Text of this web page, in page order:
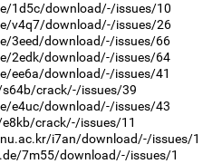
1d5c/download/-/issues/10
v4q7/download/-/issues/26
3eed/download/-/issues/66
2edk/download/-/issues/64
ee6a/download/-/issues/41
crack/-/issues/39
e4uc/download/-/issues/43
crack/-/issues/11
i7an/download/-/issues/1
7m55/download/-/issues/1